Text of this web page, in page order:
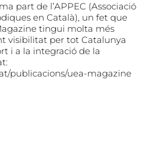
part de l’APPEC (Associació
en Català), un fet que
tingui molta més
visibilitat per tot Catalunya
i a la integració de la
publicacions/uea-magazine